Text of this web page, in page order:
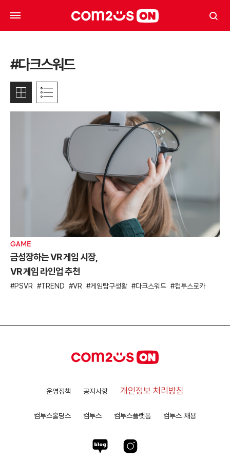
#다크스워드
GAME
급성장하는 VR 게임 시장,
VR 게임 라인업 추천
PSVR TREND VR 게임탐구생활 다크스워드 컴투스로카
운영정책 공지사항 개인정보 처리방침
컴투스홀딩스 컴투스 컴투스플랫폼 컴투스 채용